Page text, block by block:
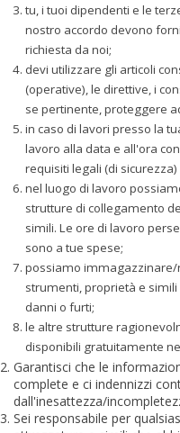
tu, i tuoi dipendenti e le
nostro accordo devono
richiesta da noi;
devi utilizzare gli articoli
(operative), le direttive, i
se pertinente, proteggere
in caso di lavori presso la
lavoro alla data e all'ora
requisiti legali (di sicurezza)
nel luogo di lavoro
strutture di collegamento
simili. Le ore di lavoro
sono a tue spese;
possiamo
strumenti, proprietà e
danni o furti;
le altre strutture
disponibili gratuitamente
Garantisci che le
complete e ci indennizzi
dall'inesattezza/
Sei responsabile per